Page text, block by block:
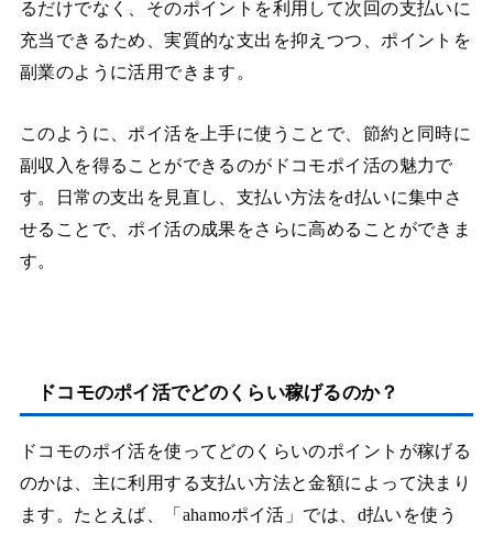
るだけでなく、そのポイントを利用して次回の支払いに
充当できるため、実質的な支出を抑えつつ、ポイントを
副業のように活用できます。
このように、ポイ活を上手に使うことで、節約と同時に
副収入を得ることができるのがドコモポイ活の魅力で
す。日常の支出を見直し、支払い方法をd払いに集中さ
せることで、ポイ活の成果をさらに高めることができま
す。
ドコモのポイ活でどのくらい稼げるのか？
ドコモのポイ活を使ってどのくらいのポイントが稼げる
のかは、主に利用する支払い方法と金額によって決まり
ます。たとえば、「ahamoポイ活」では、d払いを使う